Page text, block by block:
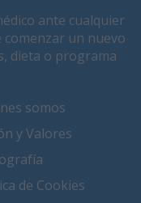
ante cualquier
comenzar un nuevo
dieta o programa
somos
y Valores
de Cookies